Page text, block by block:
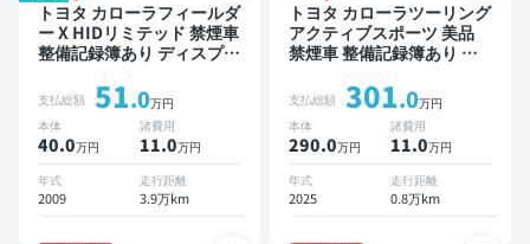
トヨタ カローラフィールダ
ー X HIDリミテッド 禁煙車
整備記録簿あり ディスプレ
あり TV ワイヤレスキー
支払総額 51.0万円
本体
40.0万円
諸費用
11.0万円
年式
2009
走行距離
3.9万km
トヨタ カローラツーリング
アクティブスポーツ 美品
禁煙車 整備記録簿あり デ
ビキットあり TV ブライン
ドスポットモニター オート
クルーズ スマートキー
ETC バックモニター ドラ
イブレコーダー 衝突軽減
支払総額 301.0万円
本体
290.0万円
諸費用
11.0万円
年式
2025
走行距離
0.8万km